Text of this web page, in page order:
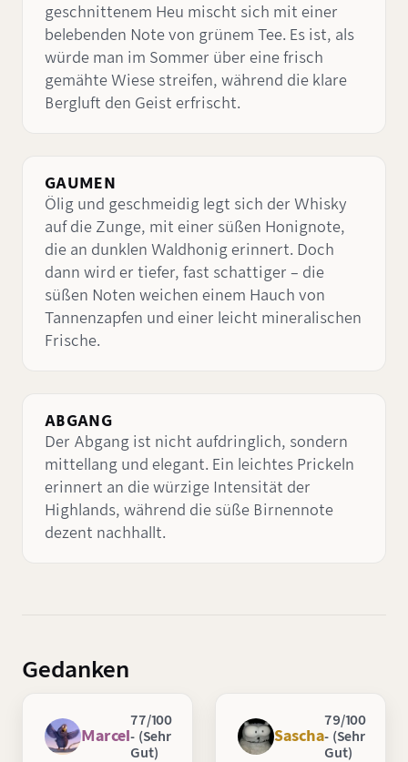
geschnittenem Heu mischt sich mit einer
belebenden Note von grünem Tee. Es ist, als
würde man im Sommer über eine frisch
gemähte Wiese streifen, während die klare
Bergluft den Geist erfrischt.
GAUMEN
Ölig und geschmeidig legt sich der Whisky
auf die Zunge, mit einer süßen Honignote,
die an dunklen Waldhonig erinnert. Doch
dann wird er tiefer, fast schattiger – die
süßen Noten weichen einem Hauch von
Tannenzapfen und einer leicht mineralischen
Frische.
ABGANG
Der Abgang ist nicht aufdringlich, sondern
mittellang und elegant. Ein leichtes Prickeln
erinnert an die würzige Intensität der
Highlands, während die süße Birnennote
dezent nachhallt.
Gedanken
Marcel
77/100
- (Sehr
Gut)
Sascha
79/100
- (Sehr
Gut)